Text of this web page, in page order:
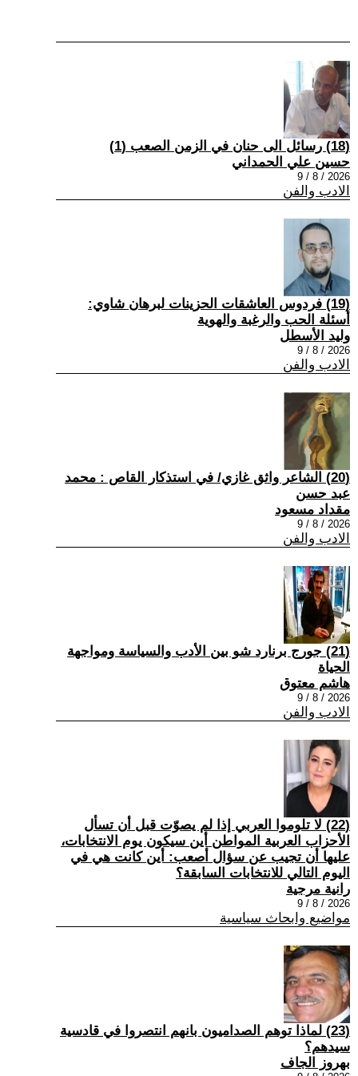
(18) رسائل الى حنان في الزمن الصعب (1)
حسين علي الحمداني
2026 / 8 / 9
الادب والفن
(19) فردوس العاشقات الحزينات لبرهان شاوي:
أسئلة الحب والرغبة والهوية
وليد الأسطل
2026 / 8 / 9
الادب والفن
(20) الشاعر واثق غازي/ في استذكار القاص : محمد
عبد حسن
مقداد مسعود
2026 / 8 / 9
الادب والفن
(21) جورج برنارد شو بين الأدب والسياسة ومواجهة
الحياة
هاشم معتوق
2026 / 8 / 9
الادب والفن
(22) لا تلوموا العربي إذا لم يصوّت قبل أن تسأل
الأحزاب العربية المواطن أين سيكون يوم الانتخابات،
عليها أن تجيب عن سؤال أصعب: أين كانت هي في
اليوم التالي للانتخابات السابقة؟
رانية مرجية
2026 / 8 / 9
مواضيع وابحاث سياسية
(23) ‏لماذا توهم الصداميون بانهم انتصروا في قادسية
سيدهم؟
بهروز الجاف